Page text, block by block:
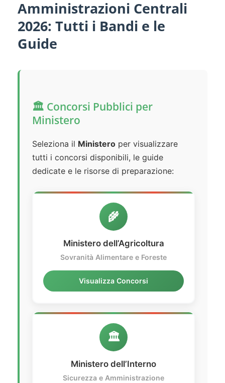
Amministrazioni Centrali
2026: Tutti i Bandi e le
Guide
🏛️ Concorsi Pubblici per
Ministero
Seleziona il Ministero per visualizzare
tutti i concorsi disponibili, le guide
dedicate e le risorse di preparazione:
🌾
Ministero dell’Agricoltura
Sovranità Alimentare e Foreste
Visualizza Concorsi
🏛️
Ministero dell’Interno
Sicurezza e Amministrazione